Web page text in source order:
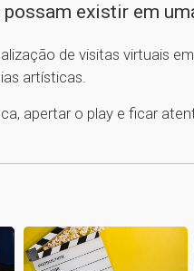
existir em
de visitas virtuais
artísticas.
apertar o play e ficar